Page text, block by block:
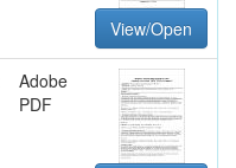
View/Open
Adobe
PDF